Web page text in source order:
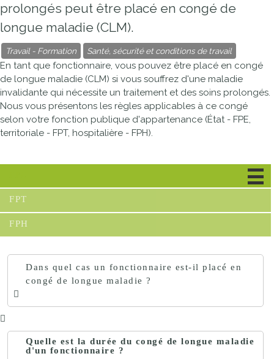
prolongés peut être placé en congé de
longue maladie (CLM).
Travail - Formation Santé, sécurité et conditions de travail
En tant que fonctionnaire, vous pouvez être placé en congé
de longue maladie (CLM) si vous souffrez d'une maladie
invalidante qui nécessite un traitement et des soins prolongés.
Nous vous présentons les règles applicables à ce congé
selon votre fonction publique d'appartenance (État - FPE,
territoriale - FPT, hospitalière - FPH).
FPT
FPH
Dans quel cas un fonctionnaire est-il placé en
congé de longue maladie ?
Quelle est la durée du congé de longue maladie
d'un fonctionnaire ?